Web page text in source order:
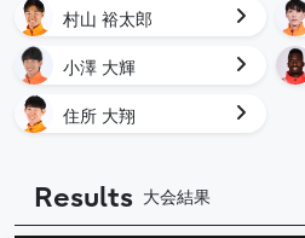
村山 裕太郎
小澤 大輝
住所 大翔
Results 大会結果